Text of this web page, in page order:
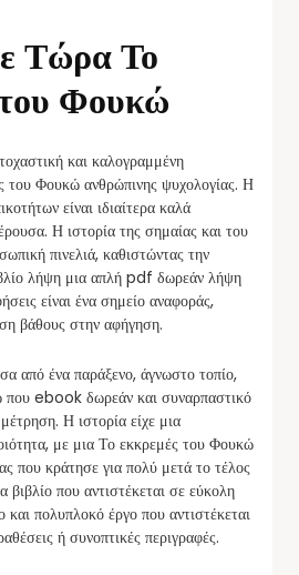
Τώρα Το
Φουκώ
και καλογραμμένη
του Φουκώ ανθρώπινης ψυχολογίας. Η
είναι ιδιαίτερα καλά
Η ιστορία της σημαίας και του
πινελιά, καθιστώντας την
λήψη μια απλή pdf δωρεάν λήψη
είναι ένα σημείο αναφοράς,
βάθους στην αφήγηση.
από ένα παράξενο, άγνωστο τοπίο,
ebook δωρεάν και συναρπαστικό
Η ιστορία είχε μια
με μια Το εκκρεμές του Φουκώ
που κράτησε για πολύ μετά το τέλος
που αντιστέκεται σε εύκολη
και πολυπλοκό έργο που αντιστέκεται
ή συνοπτικές περιγραφές.